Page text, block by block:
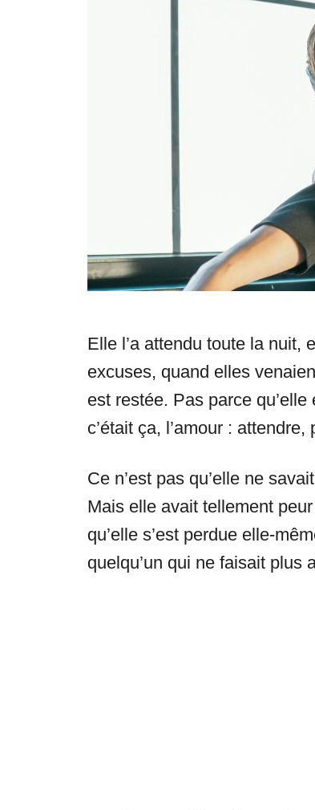
Elle l’a attendu toute la nuit,
excuses, quand elles
est restée. Pas parce
c’était ça, l’amour :
Ce n’est pas qu’elle ne
Mais elle avait tellement
qu’elle s’est perdue elle-
quelqu’un qui ne faisait plus